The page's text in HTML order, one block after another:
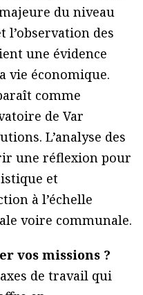
du niveau
l’observation des
une évidence
vie économique.
comme
de Var
L’analyse des
une réflexion pour
et
à l’échelle
voire communale.
vos missions ?
de travail qui